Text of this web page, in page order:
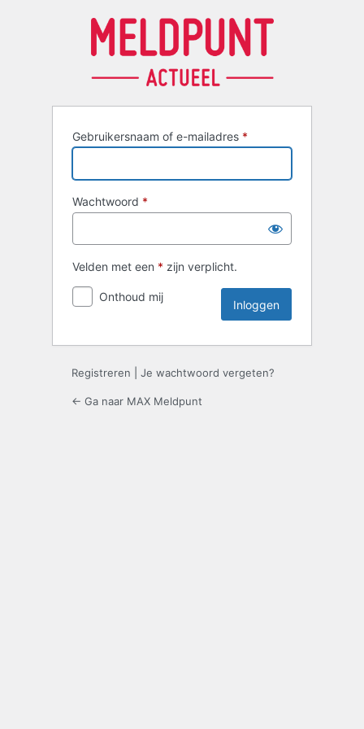
Gebruikersnaam of e-mailadres *
Wachtwoord *
Velden met een * zijn verplicht.
Onthoud mij
Registreren Je wachtwoord vergeten?
← Ga naar MAX Meldpunt